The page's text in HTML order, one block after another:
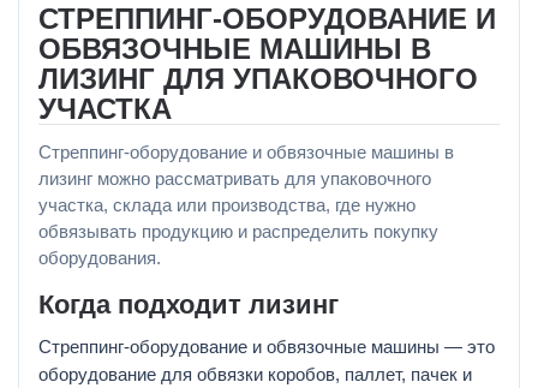
СТРЕППИНГ-ОБОРУДОВАНИЕ И
ОБВЯЗОЧНЫЕ МАШИНЫ В
ЛИЗИНГ ДЛЯ УПАКОВОЧНОГО
УЧАСТКА
Стреппинг-оборудование и обвязочные машины в
лизинг можно рассматривать для упаковочного
участка, склада или производства, где нужно
обвязывать продукцию и распределить покупку
оборудования.
Когда подходит лизинг
Стреппинг-оборудование и обвязочные машины — это
оборудование для обвязки коробов, паллет, пачек и